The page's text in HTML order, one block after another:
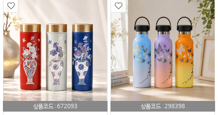
상품코드 : 672093
상품코드 :298398